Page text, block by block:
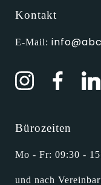
Kontakt
E-Mail:
Bürozeiten
Mo - Fr: 09:30 -
und nach